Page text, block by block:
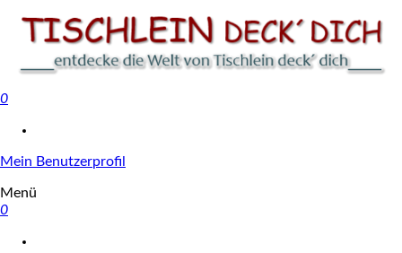
0
Mein Benutzerprofil
Menü
0